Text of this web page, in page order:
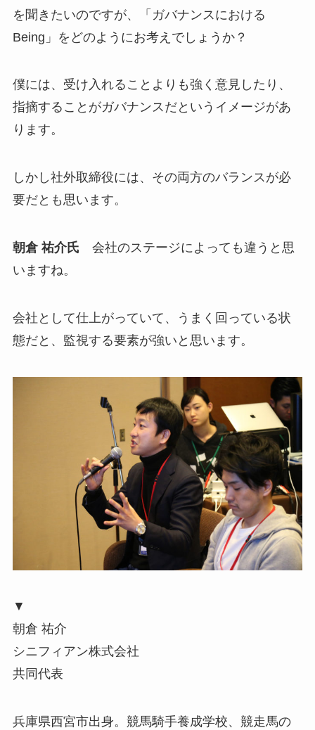
を聞きたいのですが、「ガバナンスにおける
Being」をどのようにお考えでしょうか？
僕には、受け入れることよりも強く意見したり、
指摘することがガバナンスだというイメージがあ
ります。
しかし社外取締役には、その両方のバランスが必
要だとも思います。
朝倉 祐介氏 会社のステージによっても違うと思
いますね。
会社として仕上がっていて、うまく回っている状
態だと、監視する要素が強いと思います。
▼
朝倉 祐介
シニフィアン株式会社
共同代表
兵庫県西宮市出身。競馬騎手養成学校、競走馬の